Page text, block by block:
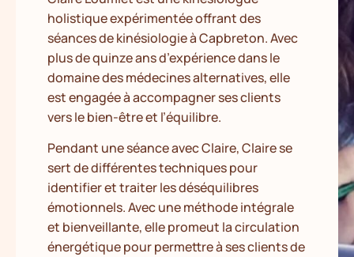
holistique expérimentée offrant des
séances de kinésiologie à Capbreton. Avec
plus de quinze ans d’expérience dans le
domaine des médecines alternatives, elle
est engagée à accompagner ses clients
vers le bien-être et l’équilibre.
Pendant une séance avec Claire, Claire se
sert de différentes techniques pour
identifier et traiter les déséquilibres
émotionnels. Avec une méthode intégrale
et bienveillante, elle promeut la circulation
énergétique pour permettre à ses clients de